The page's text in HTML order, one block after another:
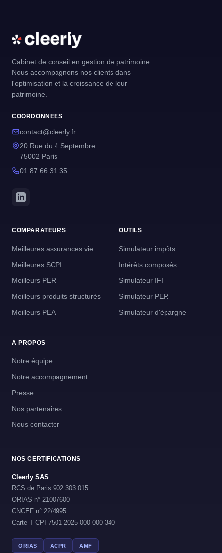
Cabinet de conseil en gestion de patrimoine.
Nous accompagnons nos clients dans
l'optimisation et la croissance de leur
patrimoine.
COORDONNEES
contact@cleerly.fr
20 Rue du 4 Septembre
75002 Paris
01 87 66 31 35
COMPARATEURS
Meilleures assurances vie
Meilleures SCPI
Meilleurs PER
Meilleurs produits structurés
Meilleurs PEA
OUTILS
Simulateur impôts
Intérêts composés
Simulateur IFI
Simulateur PER
Simulateur d'épargne
A PROPOS
Notre équipe
Notre accompagnement
Presse
Nos partenaires
Nous contacter
NOS CERTIFICATIONS
Cleerly SAS
RCS de Paris 902 303 015
ORIAS n° 21007600
CNCEF n° 22/4995
Carte T CPI 7501 2025 000 000 340
ORIAS ACPR AMF